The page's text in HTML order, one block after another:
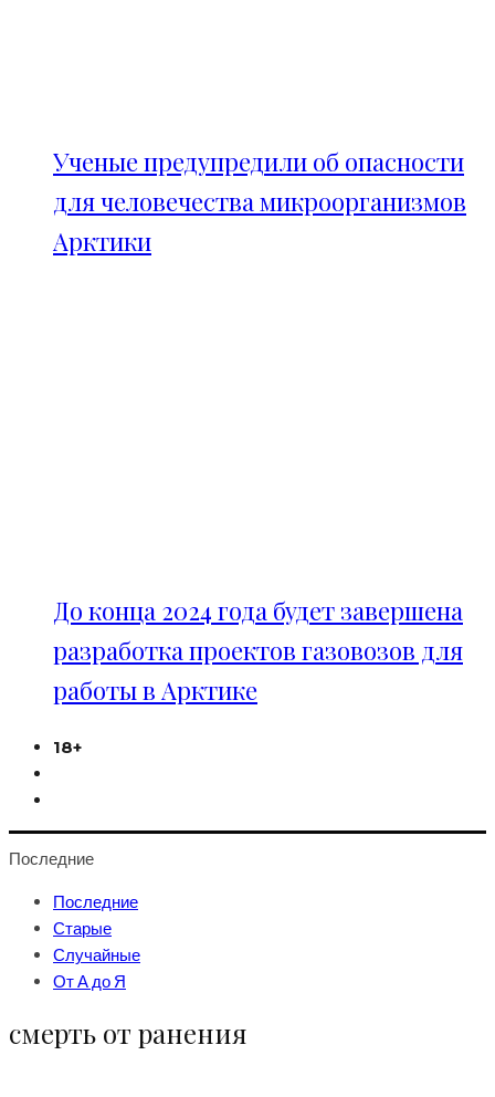
Ученые предупредили об опасности
для человечества микроорганизмов
Арктики
До конца 2024 года будет завершена
разработка проектов газовозов для
работы в Арктике
18+
Последние
Последние
Старые
Случайные
От А до Я
смерть от ранения